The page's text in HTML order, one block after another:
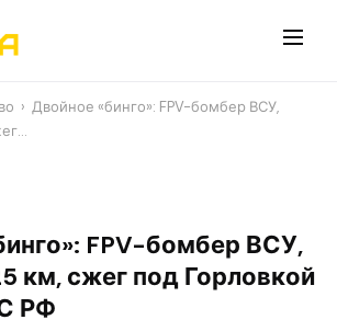
› ​Двойное «бинго»: FPV-бомбер ВСУ,
FPV-бомбер ВСУ,
км, сжег под Горловкой
РФ